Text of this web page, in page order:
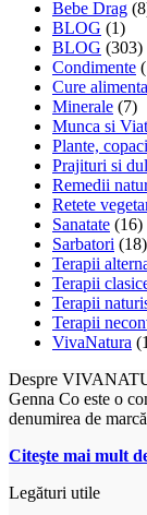
Bebe Drag
BLOG (1)
BLOG (303)
Condimente
Cure
Minerale (7)
Munca si
Plante,
Prajituri si
Remedii
Retete
Sanatate (16)
Sarbatori (18)
Terapii
Terapii
Terapii
Terapii
VivaNatura
Despre
Genna Co este o
denumirea de
Citeşte mai mult
Legături utile